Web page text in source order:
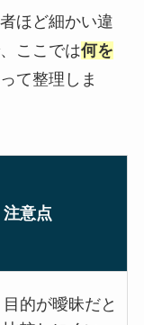
ほど細かい違
ここでは何を
て整理しま
注意点
目的が曖昧だと